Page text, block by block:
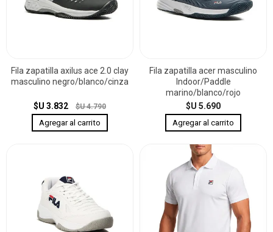
Fila zapatilla axilus ace 2.0 clay
masculino negro/blanco/cinza
$U 3.832 $U 4.790
Fila zapatilla acer masculino
Indoor/Paddle
marino/blanco/rojo
$U 5.690